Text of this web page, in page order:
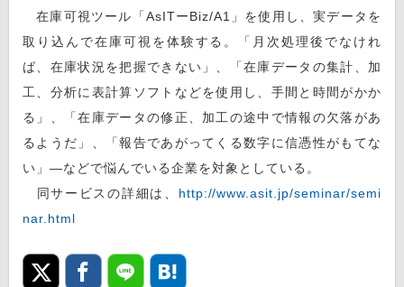
在庫可視ツール「AsITーBiz/A1」を使用し、実データを
取り込んで在庫可視を体験する。「月次処理後でなけれ
ば、在庫状況を把握できない」、「在庫データの集計、加
工、分析に表計算ソフトなどを使用し、手間と時間がかか
る」、「在庫データの修正、加工の途中で情報の欠落があ
るようだ」、「報告であがってくる数字に信憑性がもてな
い」―などで悩んでいる企業を対象としている。
同サービスの詳細は、 http://www.asit.jp/seminar/semi
nar.html